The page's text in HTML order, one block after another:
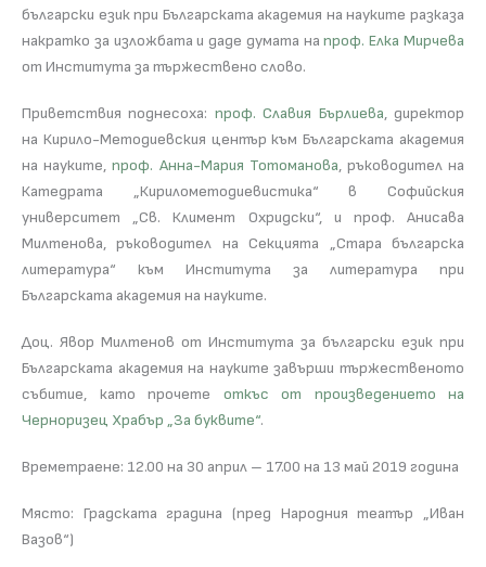
български език при Българската академия на науките разказа
накратко за изложбата и даде думата напроф. Елка Мирчева
от Института за тържествено слово.
Приветствия поднесоха: проф. Славия Бърлиева, директор
на Кирило-Методиевския център към Българската академия
на науките,проф. Анна-Мария Тотоманова, ръководител на
Катедрата „Кирилометодиевистика“ в Софийския
университет „Св. Климент Охридски“, и проф. Анисава
Милтенова, ръководител на Секцията „Стара българска
литература“ към Института за литература при
Българската академия на науките.
Доц. Явор Милтенов от Института за български език при
Българската академия на науките завърши тържественото
събитие, като прочете откъс от произведението на
Черноризец Храбър „За буквите“.
Времетраене: 12.00 на 30 април – 17.00 на 13 май 2019 година
Място: Градската градина (пред Народния театър „Иван
Вазов“)